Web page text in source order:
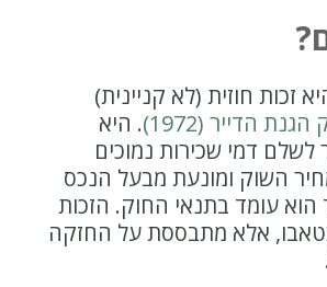
זכות חוזית (לא קניינית)
הדייר (1972)
. היא
דמי שכירות נמוכים
השוק ומונעת מבעל הנכס
הוא עומד בתנאי החוק. הזכות
אלא מתבססת על החזקה